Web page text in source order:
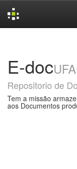
E-doc
Repositorio de
Tem a missão
aos Documentos